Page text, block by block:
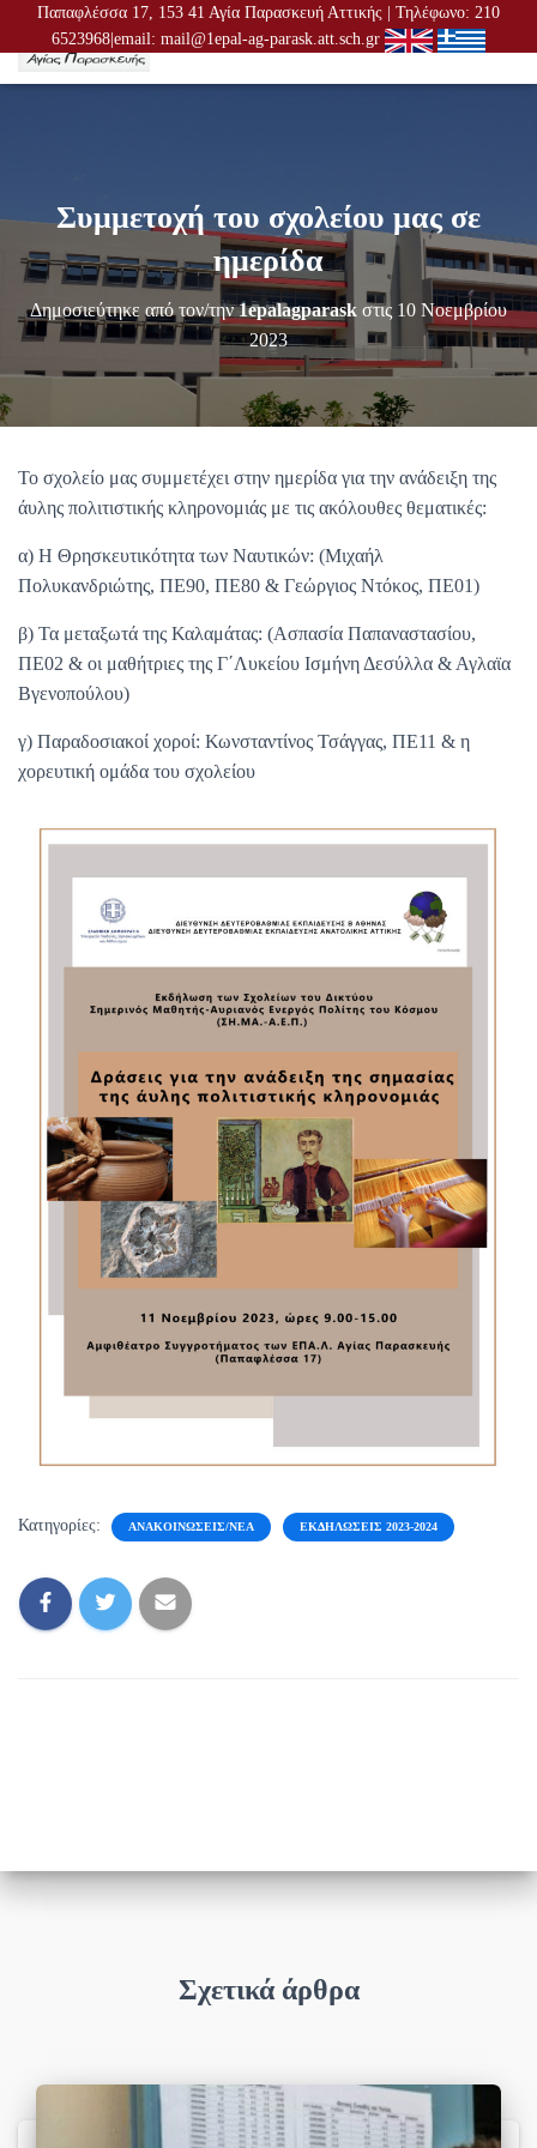
Παπαφλέσσα 17, 153 41 Αγία Παρασκευή Αττικής | Τηλέφωνο: 210
6523968|email: mail@1epal-ag-parask.att.sch.gr
Ν
Π
Λ
Ο
Ή
Γ
Σ
Σ
Συμμετοχή του σχολείου μας σε
ημερίδα
Δημοσιεύτηκε από τον/την1epalagparask στις 10 Νοεμβρίου
2023
Το σχολείο μας συμμετέχει στην ημερίδα για την ανάδειξη της
άυλης πολιτιστικής κληρονομιάς με τις ακόλουθες θεματικές:
α) Η Θρησκευτικότητα των Ναυτικών: (Μιχαήλ
Πολυκανδριώτης, ΠΕ90, ΠΕ80 & Γεώργιος Ντόκος, ΠΕ01)
β) Τα μεταξωτά της Καλαμάτας: (Ασπασία Παπαναστασίου,
ΠΕ02 & οι μαθήτριες της Γ΄Λυκείου Ισμήνη Δεσύλλα & Αγλαϊα
Βγενοπούλου)
γ) Παραδοσιακοί χοροί: Κωνσταντίνος Τσάγγας, ΠΕ11 & η
χορευτική ομάδα του σχολείου
Κατηγορίες: ΑΝΑΚΟΙΝΏΣΕΙΣ/ΝΈΑ ΕΚΔΗΛΏΣΕΙΣ 2023-2024
Σχετικά άρθρα